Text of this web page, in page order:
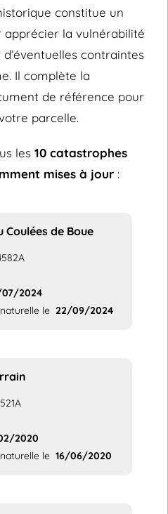
constitue un
la vulnérabilité
contraintes
Il complète la
de référence pour
parcelle.
les 10 catastrophes
mises à jour :
de Boue
2024
le 22/09/2024
2020
le 16/06/2020